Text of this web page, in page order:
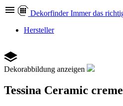
Dekorfinder Immer das
Hersteller
Dekorabbildung anzeigen
Tessina Ceramic creme